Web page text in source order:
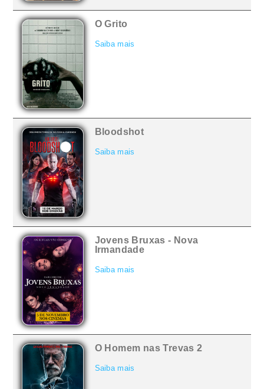
O Grito
Saiba mais
Bloodshot
Saiba mais
Jovens Bruxas - Nova
Irmandade
Saiba mais
O Homem nas Trevas 2
Saiba mais